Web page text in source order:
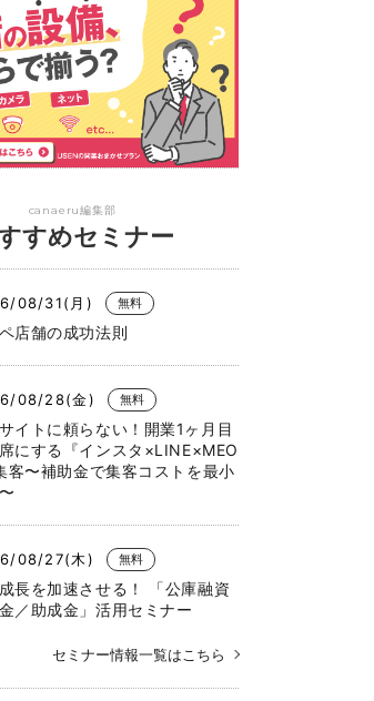
canaeru編集部
すめセミナー
08/31(月) 無料
店舗の成功法則
08/28(金) 無料
イトに頼らない！開業1ヶ月目
にする『インスタ×LINE×MEO
客〜補助金で集客コストを最小
08/27(木) 無料
長を加速させる！ 「公庫融資
／助成金」活用セミナー
セミナー情報一覧はこちら